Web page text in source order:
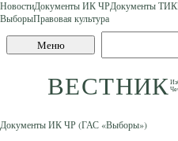
Skip to content
НовостиДокументы ИК ЧРДокументы ТИК
ВыборыПравовая культура
Меню
ВЕСТНИК
сайту
Документы ИК ЧР (ГАС «Выборы»)